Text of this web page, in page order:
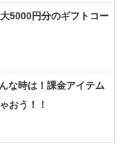
5000円分のギフトコー
な時は！課金アイテム
おう！！